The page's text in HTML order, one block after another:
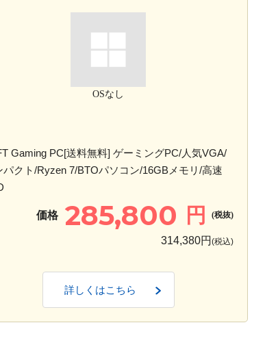
OSなし
Gaming PC[送料無料] ゲーミングPC/人気VGA/
パクト/Ryzen 7/BTOパソコン/16GBメモリ/高速
価格 285,800 円 (税抜)
314,380円 (税込)
詳しくはこちら